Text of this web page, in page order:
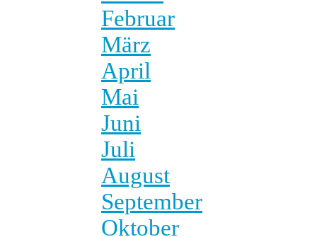
Februar
März
April
Mai
Juni
Juli
August
September
Oktober